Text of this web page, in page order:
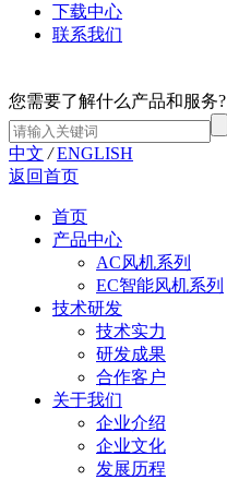
下载中心
联系我们
您需要了解什么产品和服务?
中文 / ENGLISH
返回首页
首页
产品中心
AC风机系列
EC智能风机系列
技术研发
技术实力
研发成果
合作客户
关于我们
企业介绍
企业文化
发展历程